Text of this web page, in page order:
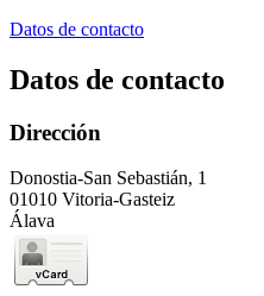
Datos de contacto
Datos de contacto
Dirección
Donostia-San Sebastián, 1
01010 Vitoria-Gasteiz
Álava